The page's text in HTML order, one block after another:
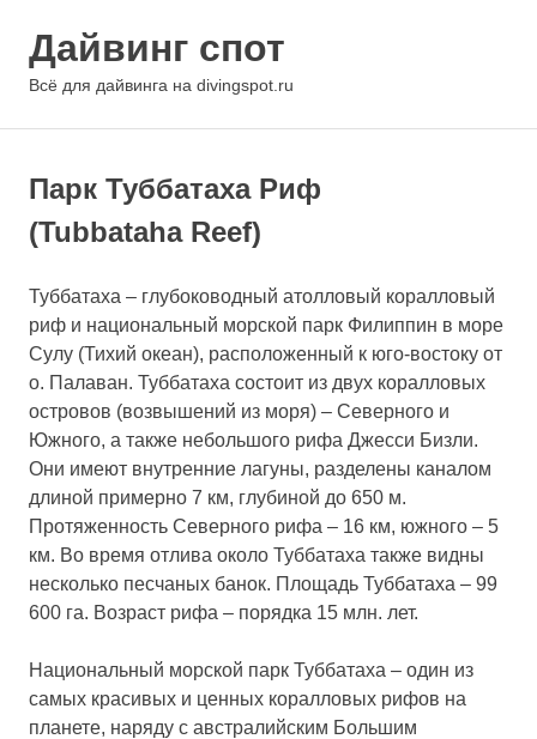
содержимому
Дайвинг спот
Всё для дайвинга на divingspot.ru
Парк Туббатаха Риф
(Tubbataha Reef)
Туббатаха – глубоководный атолловый коралловый
риф и национальный морской парк Филиппин в море
Сулу (Тихий океан), расположенный к юго-востоку от
о. Палаван. Туббатаха состоит из двух коралловых
островов (возвышений из моря) – Северного и
Южного, а также небольшого рифа Джесси Бизли.
Они имеют внутренние лагуны, разделены каналом
длиной примерно 7 км, глубиной до 650 м.
Протяженность Северного рифа – 16 км, южного – 5
км. Во время отлива около Туббатаха также видны
несколько песчаных банок. Площадь Туббатаха – 99
600 га. Возраст рифа – порядка 15 млн. лет.
Национальный морской парк Туббатаха – один из
самых красивых и ценных коралловых рифов на
планете, наряду с австралийским Большим